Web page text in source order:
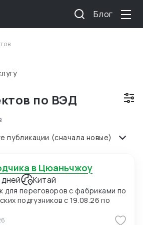
Блог
по ВЭД
публикации (сначала новые)
в Цюаньчжоу
дней Китай
для переговоров с фабриками по
подгузников с 19.08.26 по